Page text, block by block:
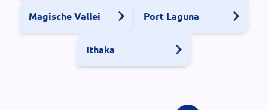
Magische Vallei Port Laguna
Ithaka